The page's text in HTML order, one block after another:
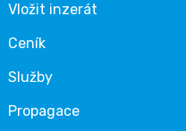
Vložit inzerát
Ceník
Služby
Propagace